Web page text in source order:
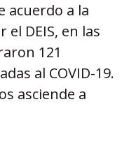
acuerdo a la
DEIS, en las
121
al COVID-19.
asciende a